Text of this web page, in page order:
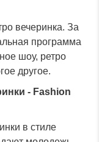
вечеринка. За
программа
шоу, ретро
другое.
- Fashion
в стиле